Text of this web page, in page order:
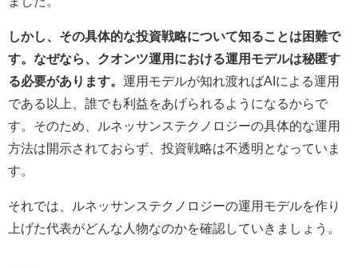
しかし、その具体的な投資戦略について知ることは困難で
す。なぜなら、クオンツ運用における運用モデルは秘匿す
る必要があります。 運用モデルが知れ渡ればAIによる運用
である以上、誰でも利益をあげられるようになるからで
す。そのため、ルネッサンステクノロジーの具体的な運用
方法は開示されておらず、投資戦略は不透明となっていま
す。
それでは、ルネッサンステクノロジーの運用モデルを作り
上げた代表がどんな人物なのかを確認していきましょう。